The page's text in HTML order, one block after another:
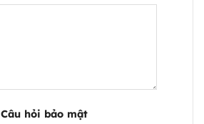
Câu hỏi bảo mật